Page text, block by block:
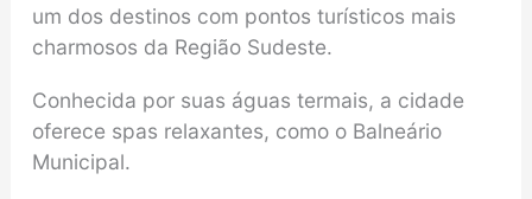
um dos destinos com pontos turísticos mais
charmosos da Região Sudeste.
Conhecida por suas águas termais, a cidade
oferece spas relaxantes, como o Balneário
Municipal.